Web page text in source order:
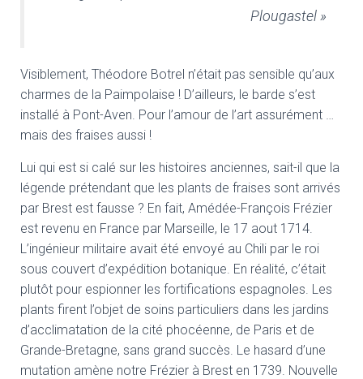
Plougastel »
Visiblement, Théodore Botrel n’était pas sensible qu’aux
charmes de la Paimpolaise ! D’ailleurs, le barde s’est
installé à Pont-Aven. Pour l’amour de l’art assurément …
mais des fraises aussi !
Lui qui est si calé sur les histoires anciennes, sait-il que la
légende prétendant que les plants de fraises sont arrivés
par Brest est fausse ? En fait, Amédée-François Frézier
est revenu en France par Marseille, le 17 aout 1714.
L’ingénieur militaire avait été envoyé au Chili par le roi
sous couvert d’expédition botanique. En réalité, c’était
plutôt pour espionner les fortifications espagnoles. Les
plants firent l’objet de soins particuliers dans les jardins
d’acclimatation de la cité phocéenne, de Paris et de
Grande-Bretagne, sans grand succès. Le hasard d’une
mutation amène notre Frézier à Brest en 1739. Nouvelle